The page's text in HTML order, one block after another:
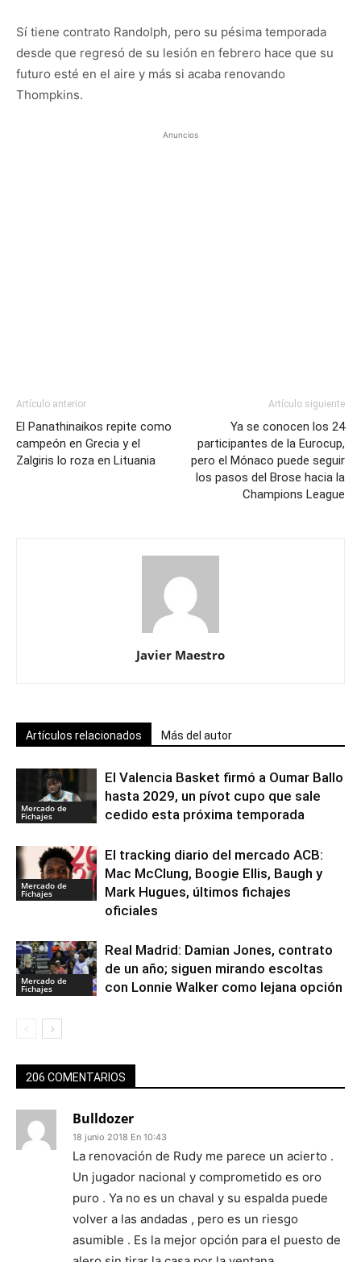
Sí tiene contrato Randolph, pero su pésima temporada
desde que regresó de su lesión en febrero hace que su
futuro esté en el aire y más si acaba renovando
Thompkins.
Anuncios
Artículo anterior
El Panathinaikos repite como
campeón en Grecia y el
Zalgiris lo roza en Lituania
Artículo siguiente
Ya se conocen los 24
participantes de la Eurocup,
pero el Mónaco puede seguir
los pasos del Brose hacia la
Champions League
Javier Maestro
Artículos relacionados Más del autor
Mercado de
Fichajes
El Valencia Basket firmó a Oumar Ballo
hasta 2029, un pívot cupo que sale
cedido esta próxima temporada
Mercado de
Fichajes
El tracking diario del mercado ACB:
Mac McClung, Boogie Ellis, Baugh y
Mark Hugues, últimos fichajes
oficiales
Mercado de
Fichajes
Real Madrid: Damian Jones, contrato
de un año; siguen mirando escoltas
con Lonnie Walker como lejana opción
206 COMENTARIOS
Bulldozer
18 junio 2018 En 10:43
La renovación de Rudy me parece un acierto .
Un jugador nacional y comprometido es oro
puro . Ya no es un chaval y su espalda puede
volver a las andadas , pero es un riesgo
asumible . Es la mejor opción para el puesto de